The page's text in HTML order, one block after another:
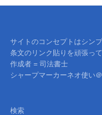
サイトのコンセプトはシン
条文のリンク貼りを頑張って
作成者 = 司法書士
シャープマーカーネオ使い
検索